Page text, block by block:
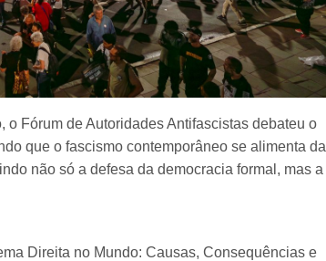
Fórum de Autoridades Antifascistas debateu o
que o fascismo contemporâneo se alimenta da
não só a defesa da democracia formal, mas a
Direita no Mundo: Causas, Consequências e